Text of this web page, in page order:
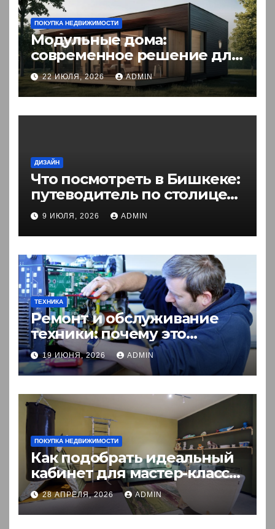
ПОКУПКА НЕДВИЖИМОСТИ
Модульные дома:
современное решение для
комфортного житья
22 ИЮЛЯ, 2026 ADMIN
ДИЗАЙН
Что посмотреть в Бишкеке:
путеводитель по столице
Кыргызстана
9 ИЮЛЯ, 2026 ADMIN
ТЕХНИКА
Ремонт и обслуживание
техники: почему это
выгоднее покупки новой?
19 ИЮНЯ, 2026 ADMIN
ПОКУПКА НЕДВИЖИМОСТИ
Как подобрать идеальный
кабинет для мастер-класса:
пошаговый гид
28 АПРЕЛЯ, 2026 ADMIN